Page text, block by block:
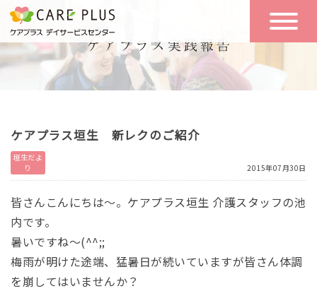
こんな方に
おすすめ
一日の流れ
一日体験
ケアプラス垣生 新レクのご紹介
垣生だよ
り
2015年07月30日
皆さんこんにちは～。ケアプラス垣生 介護スタッフの池
内です。
暑いですね～(^^;;
梅雨が明けた途端、猛暑日が続いていますが皆さん体調
を崩してはいませんか？